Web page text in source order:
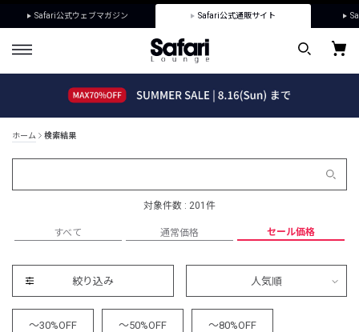
Safari公式ウェブマガジン Safari公式通販サイト
ホーム 検索結果
対象件数 : 201件
すべて 通常価格 セール価格
絞り込み 人気順
～30%OFF ～50%OFF ～80%OFF